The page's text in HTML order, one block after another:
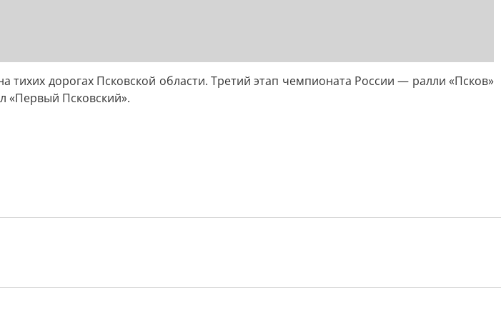
тихих дорогах Псковской области. Третий этап чемпионата России — ралли «Псков»
«Первый Псковский».